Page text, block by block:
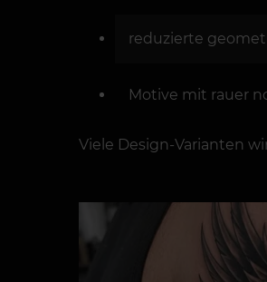
reduzierte
Motive mit rauer
Viele Design-Varianten